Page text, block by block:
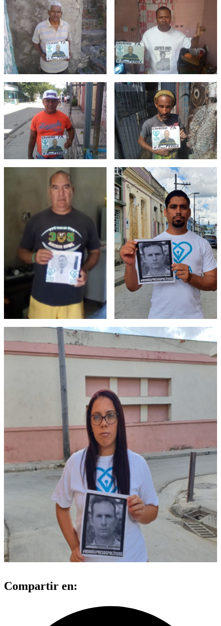
Compartir en: